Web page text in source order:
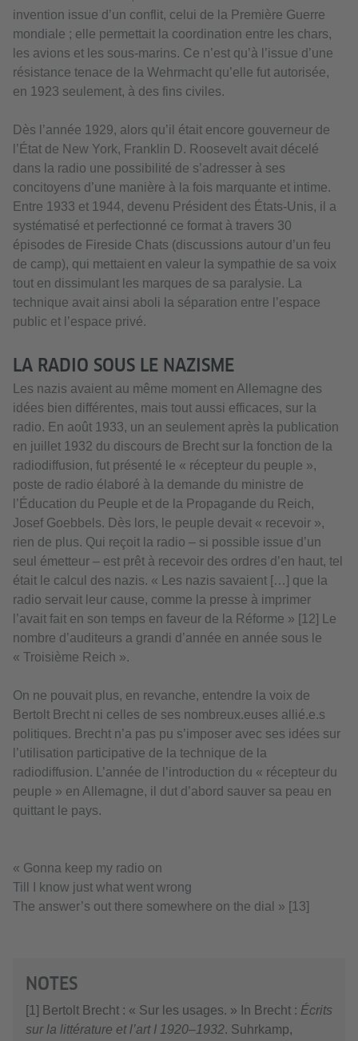
invention issue d’un conflit, celui de la Première Guerre
mondiale ; elle permettait la coordination entre les chars,
les avions et les sous-marins. Ce n’est qu’à l’issue d’une
résistance tenace de la Wehrmacht qu’elle fut autorisée,
en 1923 seulement, à des fins civiles.
Dès l’année 1929, alors qu’il était encore gouverneur de
l’État de New York, Franklin D. Roosevelt avait décelé
dans la radio une possibilité de s’adresser à ses
concitoyens d’une manière à la fois marquante et intime.
Entre 1933 et 1944, devenu Président des États-Unis, il a
systématisé et perfectionné ce format à travers 30
épisodes de Fireside Chats (discussions autour d’un feu
de camp), qui mettaient en valeur la sympathie de sa voix
tout en dissimulant les marques de sa paralysie. La
technique avait ainsi aboli la séparation entre l’espace
public et l’espace privé.
LA RADIO SOUS LE NAZISME
Les nazis avaient au même moment en Allemagne des
idées bien différentes, mais tout aussi efficaces, sur la
radio. En août 1933, un an seulement après la publication
en juillet 1932 du discours de Brecht sur la fonction de la
radiodiffusion, fut présenté le « récepteur du peuple »,
poste de radio élaboré à la demande du ministre de
l’Éducation du Peuple et de la Propagande du Reich,
Josef Goebbels. Dès lors, le peuple devait « recevoir »,
rien de plus. Qui reçoit la radio – si possible issue d’un
seul émetteur – est prêt à recevoir des ordres d’en haut, tel
était le calcul des nazis. « Les nazis savaient […] que la
radio servait leur cause, comme la presse à imprimer
l’avait fait en son temps en faveur de la Réforme » [12] Le
nombre d’auditeurs a grandi d’année en année sous le
« Troisième Reich ».
On ne pouvait plus, en revanche, entendre la voix de
Bertolt Brecht ni celles de ses nombreux.euses allié.e.s
politiques. Brecht n’a pas pu s’imposer avec ses idées sur
l’utilisation participative de la technique de la
radiodiffusion. L’année de l’introduction du « récepteur du
peuple » en Allemagne, il dut d’abord sauver sa peau en
quittant le pays.
« Gonna keep my radio on
Till I know just what went wrong
The answer’s out there somewhere on the dial » [13]
NOTES
[1] Bertolt Brecht : « Sur les usages. » In Brecht : Écrits
sur la littérature et l’art I 1920–1932. Suhrkamp,